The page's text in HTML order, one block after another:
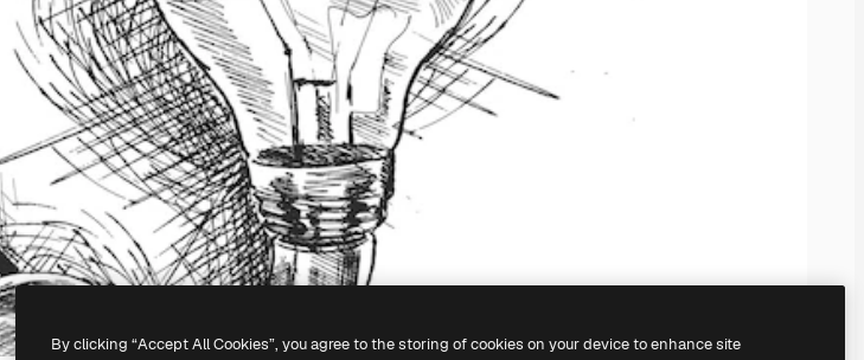
By clicking “Accept All Cookies”, you agree to the storing of cookies on your device to enhance site